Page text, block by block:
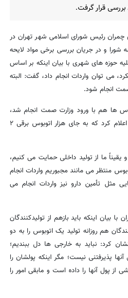
قرار گرفت.
رئیس شورای اسلامی شهر تهران در
و در جریان بررسی برخی مواد لایحه
حوزه های شهری با بیان اینکه بر اساس
می توان واردات انجام داد، گفت: البته
صمت انجام شود.
ها هم با ورود وزارت صمت انجام شد،
اظهار کرد: حتی وزارت صمت اعلام کرد که به جای هزار اتوبوس برقی ۲
یقیناً ما از تولید داخلی حمایت می کنیم،
منتظر می مانند مجبوریم واردات انجام
مثل تأمین دارو نیز واردات انجام می
بیان اینکه باید بازهم از تولیدکنندگان
هم روزانه تولید یک اتوبوس را به دو
کرد: نباید به خارجی ها دل ببندیم؛
پذیرفتنی نیست؛ مگر اینکه پولشان را
از پول آنها را داده است و مابقی امور را